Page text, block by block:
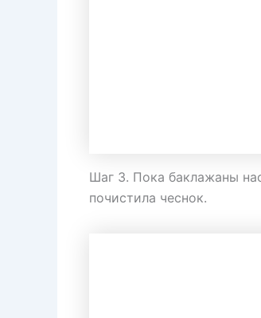
Шаг 3. Пока баклажаны
почистила чеснок.